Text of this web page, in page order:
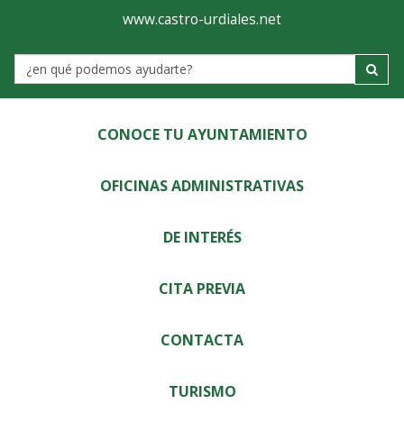
Ayuntamiento
de
Castro-
Urdiales
www.castro-urdiales.net
Label
CONOCE TU AYUNTAMIENTO
OFICINAS ADMINISTRATIVAS
DE INTERÉS
CITA PREVIA
CONTACTA
TURISMO